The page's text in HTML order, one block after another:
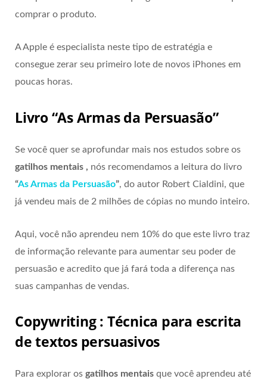
comprar o produto.
A Apple é especialista neste tipo de estratégia e
consegue zerar seu primeiro lote de novos iPhones em
poucas horas.
Livro “As Armas da Persuasão”
Se você quer se aprofundar mais nos estudos sobre os
gatilhos mentais , nós recomendamos a leitura do livro
“As Armas da Persuasão”, do autor Robert Cialdini, que
já vendeu mais de 2 milhões de cópias no mundo inteiro.
Aqui, você não aprendeu nem 10% do que este livro traz
de informação relevante para aumentar seu poder de
persuasão e acredito que já fará toda a diferença nas
suas campanhas de vendas.
Copywriting : Técnica para escrita
de textos persuasivos
Para explorar os gatilhos mentais que você aprendeu até